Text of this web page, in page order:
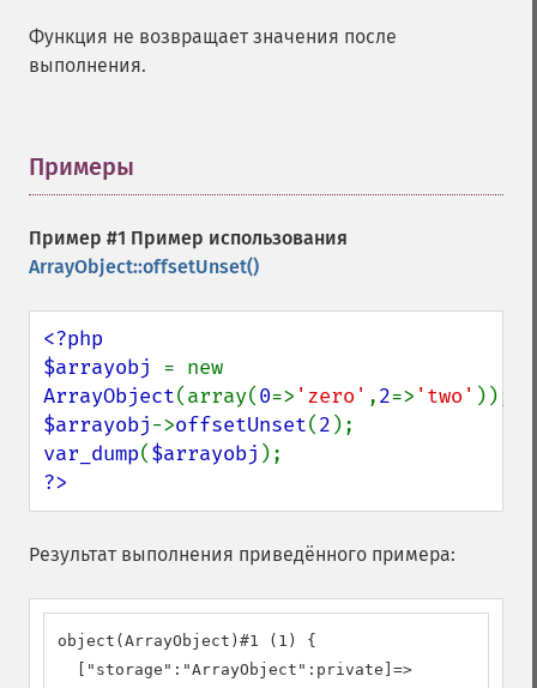
Функция не возвращает значения после
выполнения.
Примеры
Пример #1 Пример использования
ArrayObject::offsetUnset()
<?php
$arrayobj
ArrayObject(array(0=> 'zero' ,2=> 'two'
$arrayobj->offsetUnset(2
var_dump($arrayobj
?>
Результат выполнения приведённого примера:
object(ArrayObject)#1 (1) {
  ["storage":"ArrayObject":private]=>